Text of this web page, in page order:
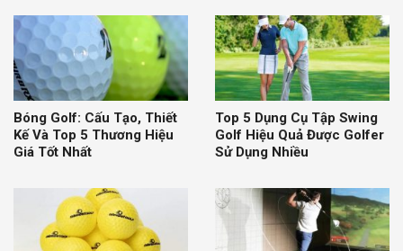
Bóng Golf: Cấu Tạo, Thiết
Kế Và Top 5 Thương Hiệu
Giá Tốt Nhất
Top 5 Dụng Cụ Tập Swing
Golf Hiệu Quả Được Golfer
Sử Dụng Nhiều